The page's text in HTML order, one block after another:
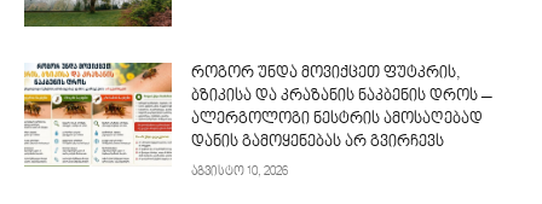
როგორ უნდა მოვიქცეთ ფუტკრის,
ბზიკისა და კრაზანის ნაკბენის დროს –
ალერგოლოგი ნესტრის ამოსაღებად
დანის გამოყენებას არ გვირჩევს
აგვისტო 10, 2026